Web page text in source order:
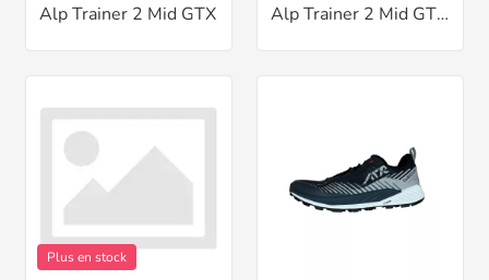
Alp Trainer 2 Mid GTX
Alp Trainer 2 Mid GTX W
Plus en stock